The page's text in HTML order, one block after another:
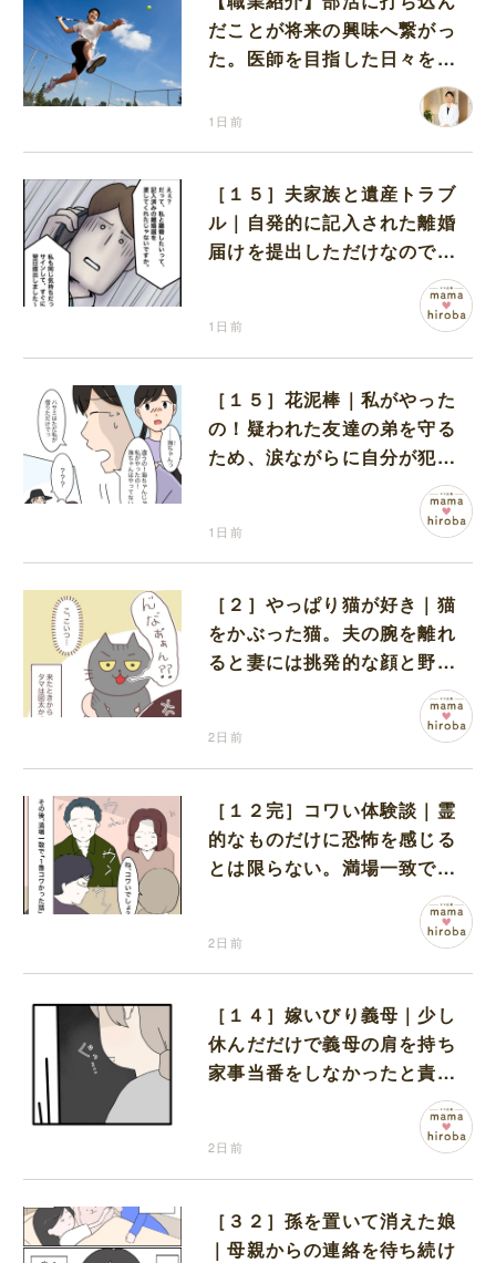
だことが将来の興味へ繋がっ
た。医師を目指した日々を振
1日前
［１５］夫家族と遺産トラブ
ル｜自発的に記入された離婚
届けを提出しただけなので、
1日前
［１５］花泥棒｜私がやった
の！疑われた友達の弟を守る
ため、涙ながらに自分が犯人
1日前
［２］やっぱり猫が好き｜猫
をかぶった猫。夫の腕を離れ
ると妻には挑発的な顔と野太
2日前
［１２完］コワい体験談｜霊
的なものだけに恐怖を感じる
とは限らない。満場一致でコ
ワいと認定された意外な体験
2日前
［１４］嫁いびり義母｜少し
休んだだけで義母の肩を持ち
家事当番をしなかったと責め
2日前
［３２］孫を置いて消えた娘
｜母親からの連絡を待ち続け